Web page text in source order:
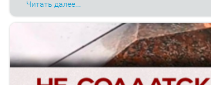
Читать далее...